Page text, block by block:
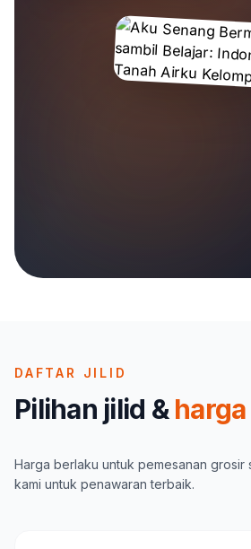
DAFTAR JILID
Pilihan jilid &harga
Harga berlaku untuk pemesanan grosir
kami untuk penawaran terbaik.